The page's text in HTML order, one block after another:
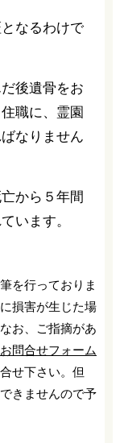
なるわけで
後遺骨をお
職に、霊園
なりません
から５年間
います。
を行っておりま
損害が生じた場
お、ご指摘があ
お問合せフォーム
せ下さい。但
きませんので予